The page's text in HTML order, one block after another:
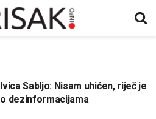
Ivica Sabljo: Nisam uhićen, riječ je
o dezinformacijama